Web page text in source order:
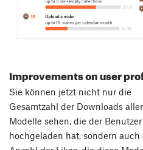
Improvements on user
Sie können jetzt nicht nur die
Gesamtzahl der Downloads aller
Modelle sehen, die der Benutzer
hochgeladen hat, sondern auch